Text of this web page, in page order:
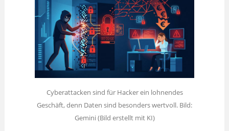
Cyberattacken sind für Hacker ein lohnendes
Geschäft, denn Daten sind besonders wertvoll. Bild:
Gemini (Bild erstellt mit KI)